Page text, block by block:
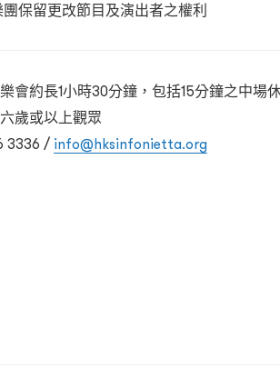
保留更改節目及演出者之權利
會約長1小時30分鐘，包括15分鐘之中場
歲或以上觀眾
3336 / info@hksinfonietta.org